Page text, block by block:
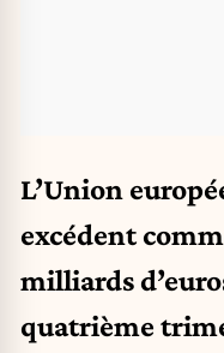
L’Union
excédent
milliards
quatrième